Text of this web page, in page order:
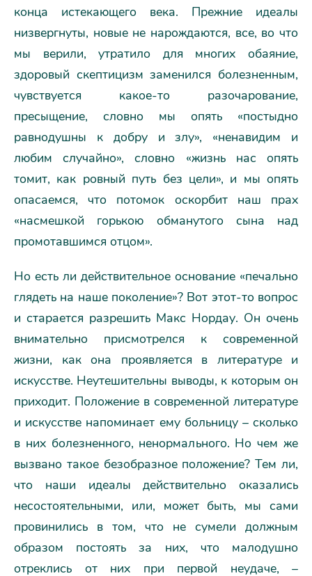
конца истекающего века. Прежние идеалы
низвергнуты, новые не нарождаются, все, во что
мы верили, утратило для многих обаяние,
здоровый скептицизм заменился болезненным,
чувствуется какое-то разочарование,
пресыщение, словно мы опять «постыдно
равнодушны к добру и злу», «ненавидим и
любим случайно», словно «жизнь нас опять
томит, как ровный путь без цели», и мы опять
опасаемся, что потомок оскорбит наш прах
«насмешкой горькою обманутого сына над
промотавшимся отцом».
Но есть ли действительное основание «печально
глядеть на наше поколение»? Вот этот-то вопрос
и старается разрешить Макс Нордау. Он очень
внимательно присмотрелся к современной
жизни, как она проявляется в литературе и
искусстве. Неутешительны выводы, к которым он
приходит. Положение в современной литературе
и искусстве напоминает ему больницу – сколько
в них болезненного, ненормального. Но чем же
вызвано такое безобразное положение? Тем ли,
что наши идеалы действительно оказались
несостоятельными, или, может быть, мы сами
провинились в том, что не сумели должным
образом постоять за них, что малодушно
отреклись от них при первой неудаче, –